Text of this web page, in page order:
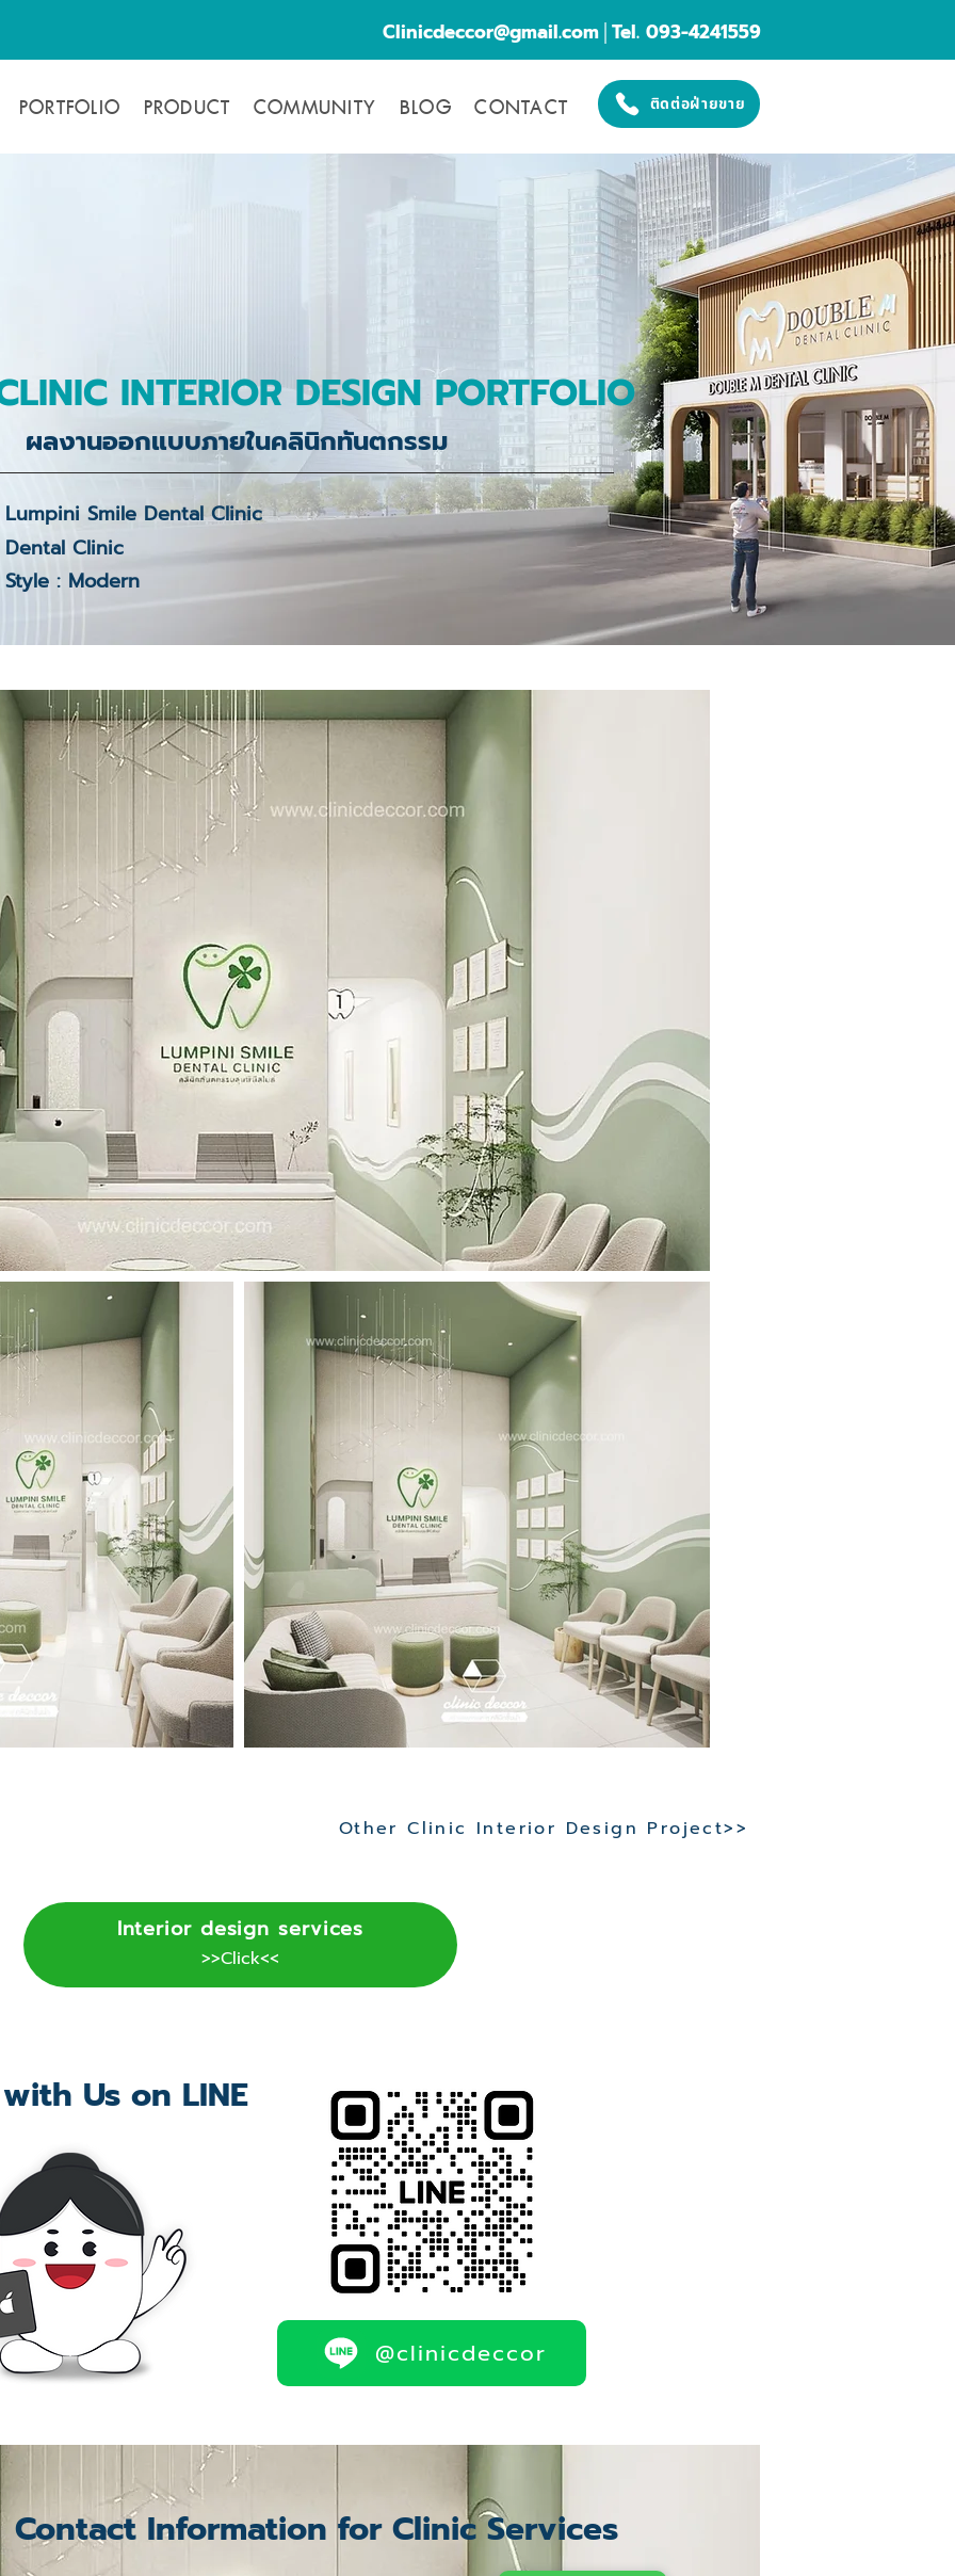
Clinicdeccor@gmail.com│Tel. 093-4241559
PORTFOLIO PRODUCT COMMUNITY BLOG CONTACT ติดต่อฝ่ายขาย
INTERIOR DESIGN PORTFOLIO
ผลงานออกแบบภายในคลินิกทันตกรรม
Lumpini Smile Dental Clinic
Dental Clinic
Style : Modern
Other Clinic Interior Design Project>>
Interior design services
>>Click<<
@clinicdeccor
Us on LINE
Contact Information for Clinic Services